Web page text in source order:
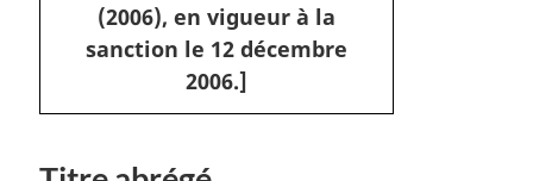
(2006), en vigueur à la
sanction le 12 décembre
2006.]